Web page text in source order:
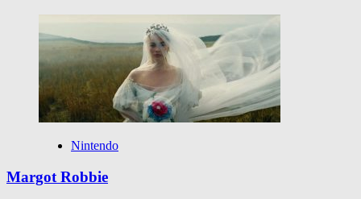
Nintendo
Margot Robbie